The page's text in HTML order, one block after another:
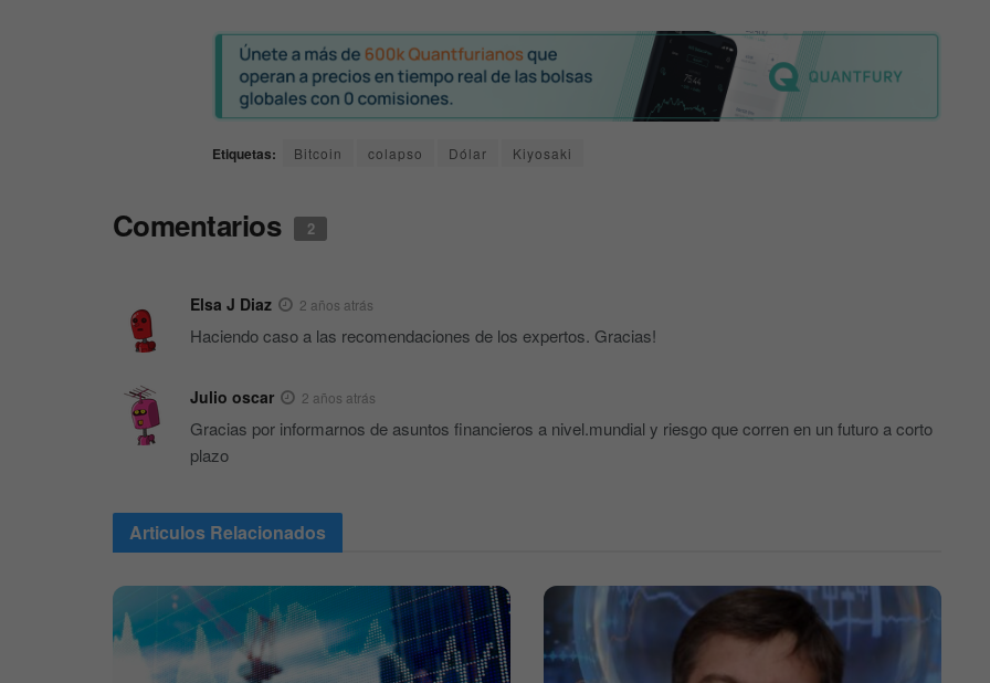
Etiquetas: Bitcoin colapso Dólar Kiyosaki
Comentarios 2
Elsa J Diaz 2 años atrás
Haciendo caso a las recomendaciones de los expertos. Gracias!
Julio oscar 2 años atrás
Gracias por informarnos de asuntos financieros a nivel.mundial y riesgo que corren en un futuro a corto
plazo
Articulos Relacionados